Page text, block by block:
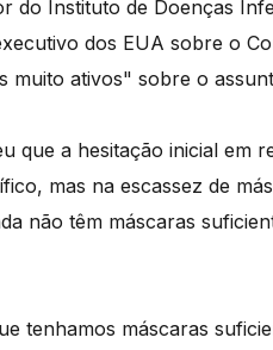
do Instituto de Doenças
dos EUA sobre o
muito ativos" sobre o
que a hesitação inicial em
mas na escassez de
não têm máscaras
tenhamos máscaras